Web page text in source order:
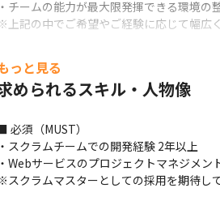
・チームの能力が最大限発揮できる環境の
上記の中でご希望やご経験に応じて幅広
ディレクターやデザイナー、マーケター
2名～13名のエンジニアでチームを組ん
プロジェクトの期間は3カ月～1年程度
■ ツールについて
・タスク管理ツールはJIRAやGitHub、
ーチャルオフィスを利用しています
っと見る
められるスキル・人物像
必須（MUST）
・スクラムチームでの開発経験 2年以上
・Webサービスのプロジェクトマネジメ
スクラムマスターとしての採用を期待し